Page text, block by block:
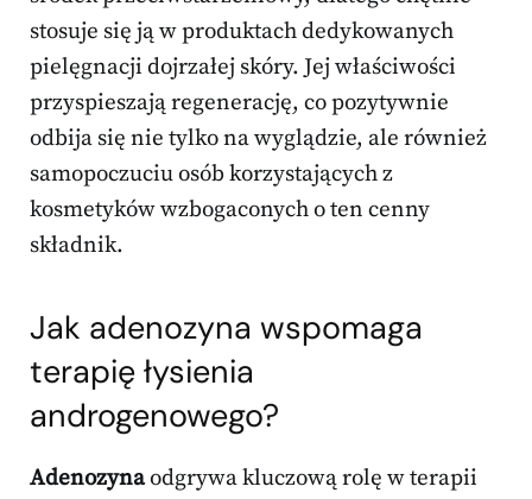
stosuje się ją w produktach dedykowanych
pielęgnacji dojrzałej skóry. Jej właściwości
przyspieszają regenerację, co pozytywnie
odbija się nie tylko na wyglądzie, ale również
samopoczuciu osób korzystających z
kosmetyków wzbogaconych o ten cenny
składnik.
Jak adenozyna wspomaga
terapię łysienia
androgenowego?
Adenozynaodgrywa kluczową rolę w terapii